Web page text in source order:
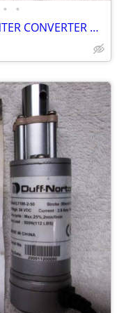
• •
ETHERNET (RJ45) TO PARALLEL PRINTER CONVERTER HP Jetdirect 300x Server